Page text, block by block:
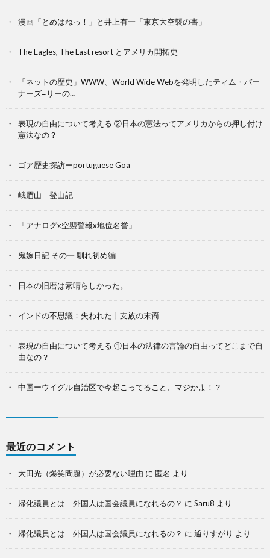
漫画「とめはねっ！」と井上有一「東京大空襲の書」
The Eagles, The Last resort とアメリカ開拓史
「ネットの歴史」WWW、World Wide Webを発明したティム・バー
ナーズ=リーの…
表現の自由について考える ②日本の憲法ってアメリカからの押し付け
憲法なの？
ゴア歴史探訪ーportuguese Goa
峨眉山 登山記
「アナログx空襲警報x地位名誉」
鬼嫁日記 その一 馴れ初め編
日本の旧暦は素晴らしかった。
インドの不思議：失われた十支族の末裔
表現の自由について考える ①日本の法律の言論の自由ってどこまで自
由なの？
中国ーウイグル自治区で今起こってること、マジかよ！？
最近のコメント
大田光（爆笑問題）が必要ない理由 に 匿名 より
帰化議員とは 外国人は国会議員になれるの？ に Saru8 より
帰化議員とは 外国人は国会議員になれるの？ に 通りすがり より